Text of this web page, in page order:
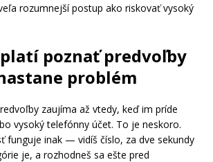
rozumnejší postup ako riskovať vysoký
poznať predvoľby
problém
zaujíma až vtedy, keď im príde
vysoký telefónny účet. To je neskoro.
funguje inak — vidíš číslo, za dve sekundy
je, a rozhodneš sa ešte pred